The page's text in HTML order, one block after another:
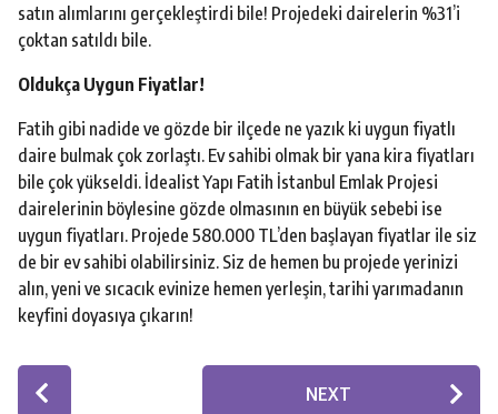
satın alımlarını gerçekleştirdi bile! Projedeki dairelerin %31’i
çoktan satıldı bile.
Oldukça Uygun Fiyatlar!
Fatih gibi nadide ve gözde bir ilçede ne yazık ki uygun fiyatlı
daire bulmak çok zorlaştı. Ev sahibi olmak bir yana kira fiyatları
bile çok yükseldi. İdealist Yapı Fatih İstanbul Emlak Projesi
dairelerinin böylesine gözde olmasının en büyük sebebi ise
uygun fiyatları. Projede 580.000 TL’den başlayan fiyatlar ile siz
de bir ev sahibi olabilirsiniz. Siz de hemen bu projede yerinizi
alın, yeni ve sıcacık evinize hemen yerleşin, tarihi yarımadanın
keyfini doyasıya çıkarın!
P
NEXT